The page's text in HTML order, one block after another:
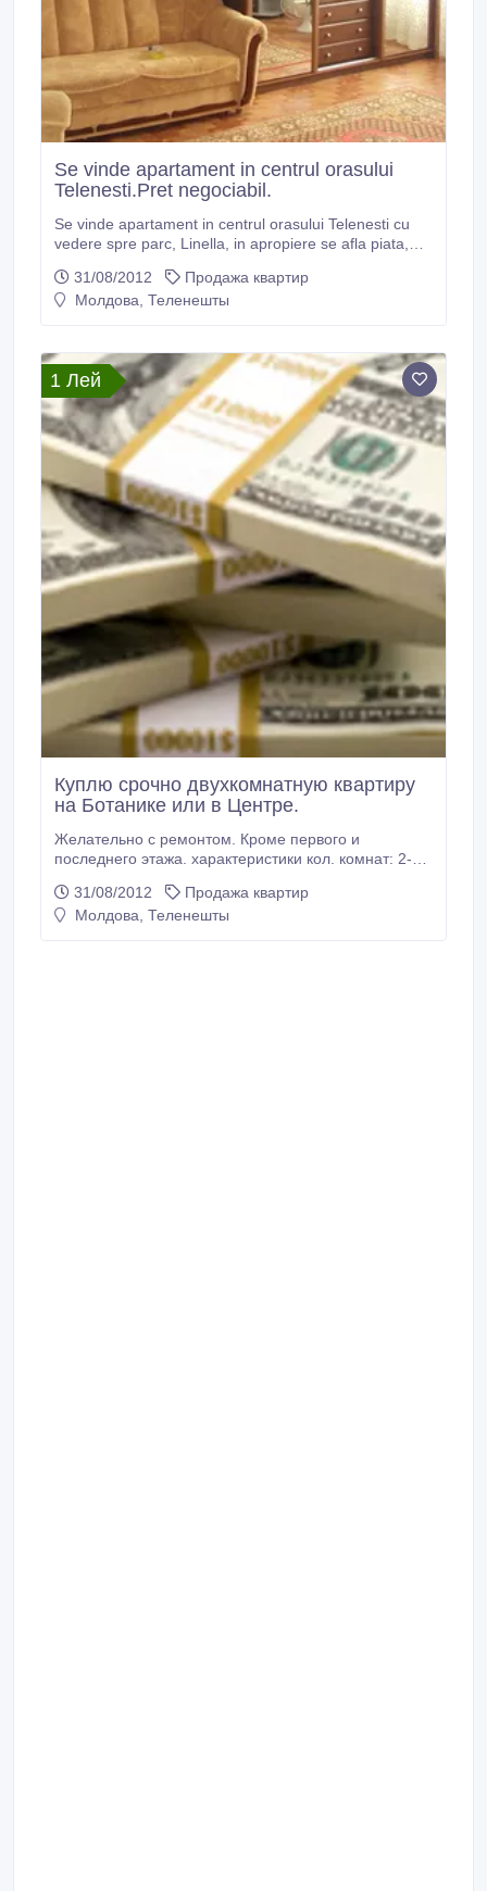
Se vinde apartament in centrul orasului
Telenesti.Pret negociabil.
Se vinde apartament in centrul orasului Telenesti cu
vedere spre parc, Linella, in apropiere se afla piata,
20 000 euro..
31/08/2012
Продажа квартир
Молдова, Теленешты
1 Лей
Куплю срочно двухкомнатную квартиру
на Ботанике или в Центре.
Желательно с ремонтом. Кроме первого и
последнего этажа. характеристики кол. комнат: 2-х
31/08/2012
Продажа квартир
Молдова, Теленешты